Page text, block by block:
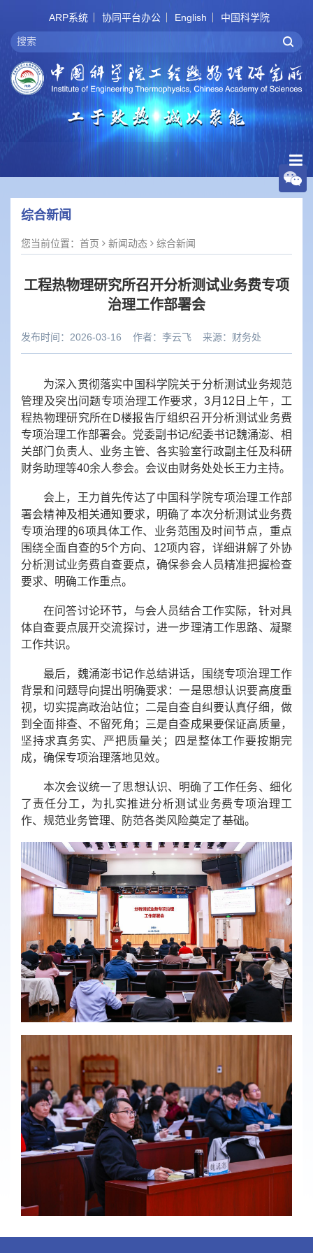
ARP系统 协同平台办公 English 中国科学院
综合新闻
您当前位置： 首页 新闻动态 综合新闻
工程热物理研究所召开分析测试业务费专项
治理工作部署会
发布时间：2026-03-16 作者： 李云飞 来源： 财务处
为深入贯彻落实中国科学院关于分析测试业务规范
管理及突出问题专项治理工作要求，3月12日上午，工
程热物理研究所在D楼报告厅组织召开分析测试业务费
专项治理工作部署会。 党委副书记/纪委书记魏涌澎、 相
关部门负责人、业务主管、各实验室行政副主任及科研
财务助理等40余人参会。会议由财务处处长王力主持。
会上，王力首先传达了中国科学院专项治理工作部
署会精神及相关通知要求， 明确了本次分析测试业务费
专项治理的6项具体工作、业务范围及时间节点，重点
围绕全面自查的5个方向、12项内容，详细讲解了外协
分析测试业务费自查要点，确保参会人员精准把握检查
要求、明确工作重点。
在问答讨论环节，与会人员结合工作实际，针对具
体自查要点展开交流探讨，进一步理清工作思路、凝聚
工作共识。
最后，魏涌澎书记作总结讲话，围绕专项治理工作
背景和问题导向提出明确要求：一是思想认识要高度重
视，切实提高政治站位；二是自查自纠要认真仔细，做
到全面排查、不留死角；三是自查成果要保证高质量，
坚持求真务实、严把质量关；四是整体工作要按期 完
成，确保专项治理落地见效。
本次会议统一了思想认识、明确了工作任务、细化
了责任分工，为扎实推进分析测试业务费专项治理工
作、规范业务管理、防范各类风险奠定了基础。